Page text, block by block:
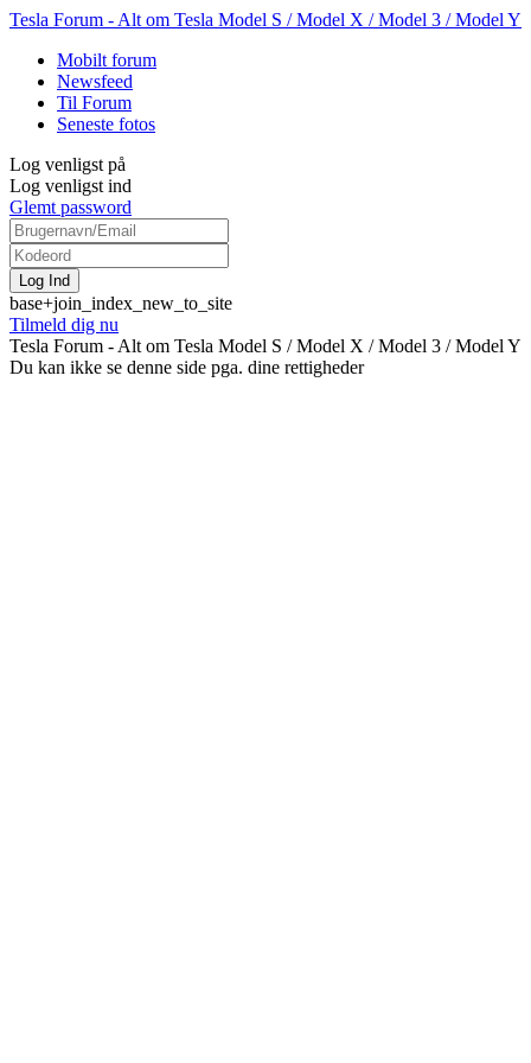
Tesla Forum - Alt om Tesla Model S / Model X / Model 3 / Model Y
Mobilt forum
Newsfeed
Til Forum
Seneste fotos
Log venligst på
Log venligst ind
Glemt password
base+join_index_new_to_site
Tilmeld dig nu
Tesla Forum - Alt om Tesla Model S / Model X / Model 3 / Model Y
Du kan ikke se denne side pga. dine rettigheder